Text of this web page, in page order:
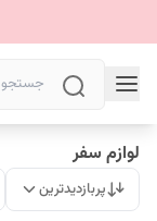
لوازم سفر
پربازدیدترین